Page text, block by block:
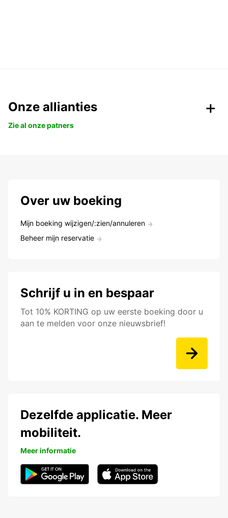
Onze allianties
Zie al onze patners
Over uw boeking
Mijn boeking wijzigen/:zien/annuleren
Beheer mijn reservatie
Schrijf u in en bespaar
Tot 10% KORTING op uw eerste boeking door u
aan te melden voor onze nieuwsbrief!
Dezelfde applicatie. Meer
mobiliteit.
Meer informatie